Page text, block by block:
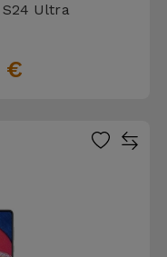
Ultra
€